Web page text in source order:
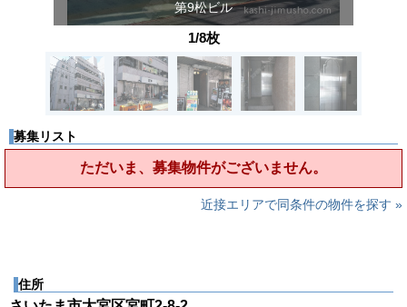
第9松ビル
1/8枚
募集リスト
ただいま、募集物件がございません。
近接エリアで同条件の物件を探す »
住所